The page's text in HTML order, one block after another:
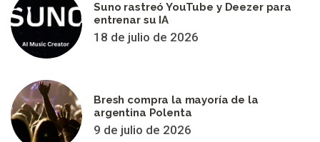
Suno rastreó YouTube y Deezer para
entrenar su IA
18 de julio de 2026
Bresh compra la mayoría de la
argentina Polenta
9 de julio de 2026